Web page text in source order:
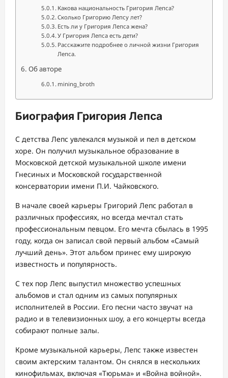
Какова национальность Григория Лепса?
Сколько Григорию Лепсу лет?
Есть ли у Григория Лепса жена?
У Григория Лепса есть дети?
Расскажите подробнее о личной жизни Григория
Лепса.
Об авторе
mining_broth
Биография Григория Лепса
С детства Лепс увлекался музыкой и пел в детском
хоре. Он получил музыкальное образование в
Московской детской музыкальной школе имени
Гнесиных и Московской государственной
консерватории имени П.И. Чайковского.
В начале своей карьеры Григорий Лепс работал в
различных профессиях, но всегда мечтал стать
профессиональным певцом. Его мечта сбылась в 1995
году, когда он записал свой первый альбом «Самый
лучший день». Этот альбом принес ему широкую
известность и популярность.
С тех пор Лепс выпустил множество успешных
альбомов и стал одним из самых популярных
исполнителей в России. Его песни часто звучат на
радио и в телевизионных шоу, а его концерты всегда
собирают полные залы.
Кроме музыкальной карьеры, Лепс также известен
своим актерским талантом. Он снялся в нескольких
кинофильмах, включая «Тюрьма» и «Война войной».